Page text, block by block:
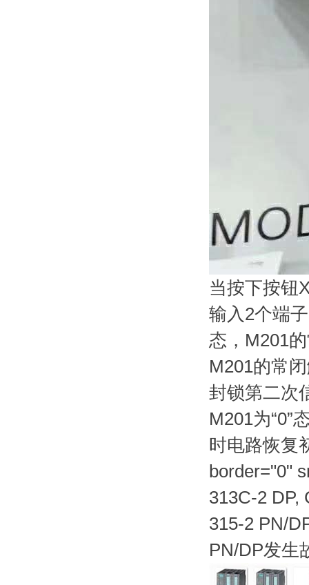
当按下按钮
输入2个端
态，M201
M201的常
封锁第二次
M201为“0”
时电路恢复
border="0"
313C-2 DP,
315-2 PN/
PN/DP发生